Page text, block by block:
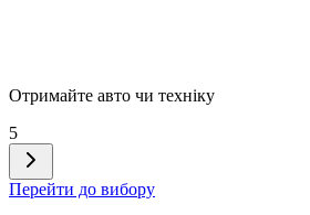
Отримайте авто чи техніку
5
Перейти до вибору